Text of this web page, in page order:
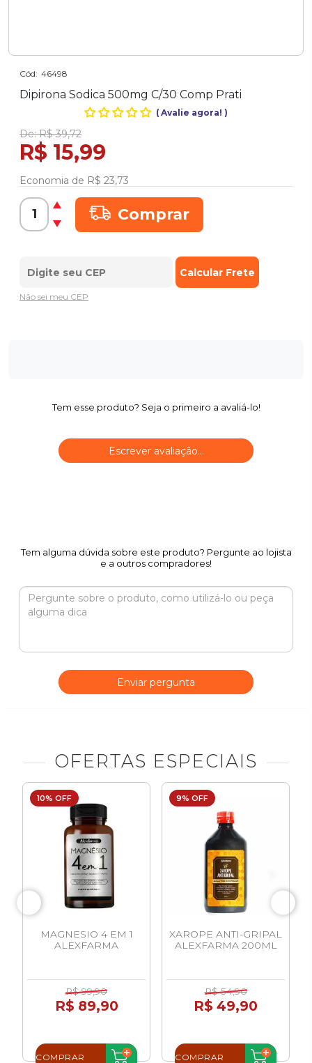
Cód: 46498
Dipirona Sodica 500mg C/30 Comp Prati
(Avalie agora! )
De:R$ 39,72
R$ 15,99
Economia de R$ 23,73
Comprar
Não sei meu CEP
Tem esse produto? Seja o primeiro a avaliá-lo!
Escrever avaliação...
Tem alguma dúvida sobre este produto? Pergunte ao lojista
e a outros compradores!
Enviar pergunta
OFERTAS ESPECIAIS
10% OFF
MAGNESIO 4 EM 1
ALEXFARMA
R$ 99,90
R$ 89,90
COMPRAR
9% OFF
XAROPE ANTI-GRIPAL
ALEXFARMA 200ML
R$ 54,90
R$ 49,90
COMPRAR